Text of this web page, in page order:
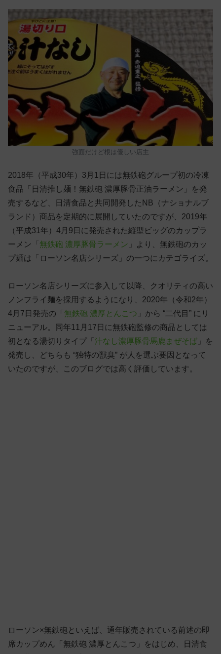
強面だけど根は優しい店主
2018年（平成30年）3月1日には無鉄砲グループ初の冷凍
食品「日清推し麺！無鉄砲 濃厚豚骨正油ラーメン」を発
売するなど、日清食品と共同開発したNB（ナショナルブ
ランド）商品を定期的に展開していたのですが、2019年
（平成31年）4月9日に発売された縦型ビッグのカップラ
ーメン「 無鉄砲 濃厚豚骨ラーメン 」より、無鉄砲のカッ
プ麺は「ローソン名店シリーズ」の一つにカテゴライズ。
ローソン名店シリーズに参入して以降、クオリティの高い
ノンフライ麺を採用するようになり、2020年（令和2年）
4月7日発売の「 無鉄砲 濃厚とんこつ 」から “二代目” にリ
ニューアル。同年11月17日に無鉄砲監修の商品としては
初となる湯切りタイプ「 汁なし濃厚豚骨馬鹿まぜそば 」を
発売し、どちらも “独特の獣臭” が人を選ぶ要因となって
いたのですが、このブログでは高く評価しています。
ローソン×無鉄砲といえば、通年販売されている前述の即
席カップめん「無鉄砲 濃厚とんこつ」をはじめ、日清食